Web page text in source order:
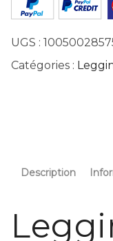
UGS :
Catégories :
Description